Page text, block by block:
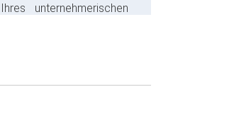
unternehmerischen
Geld.